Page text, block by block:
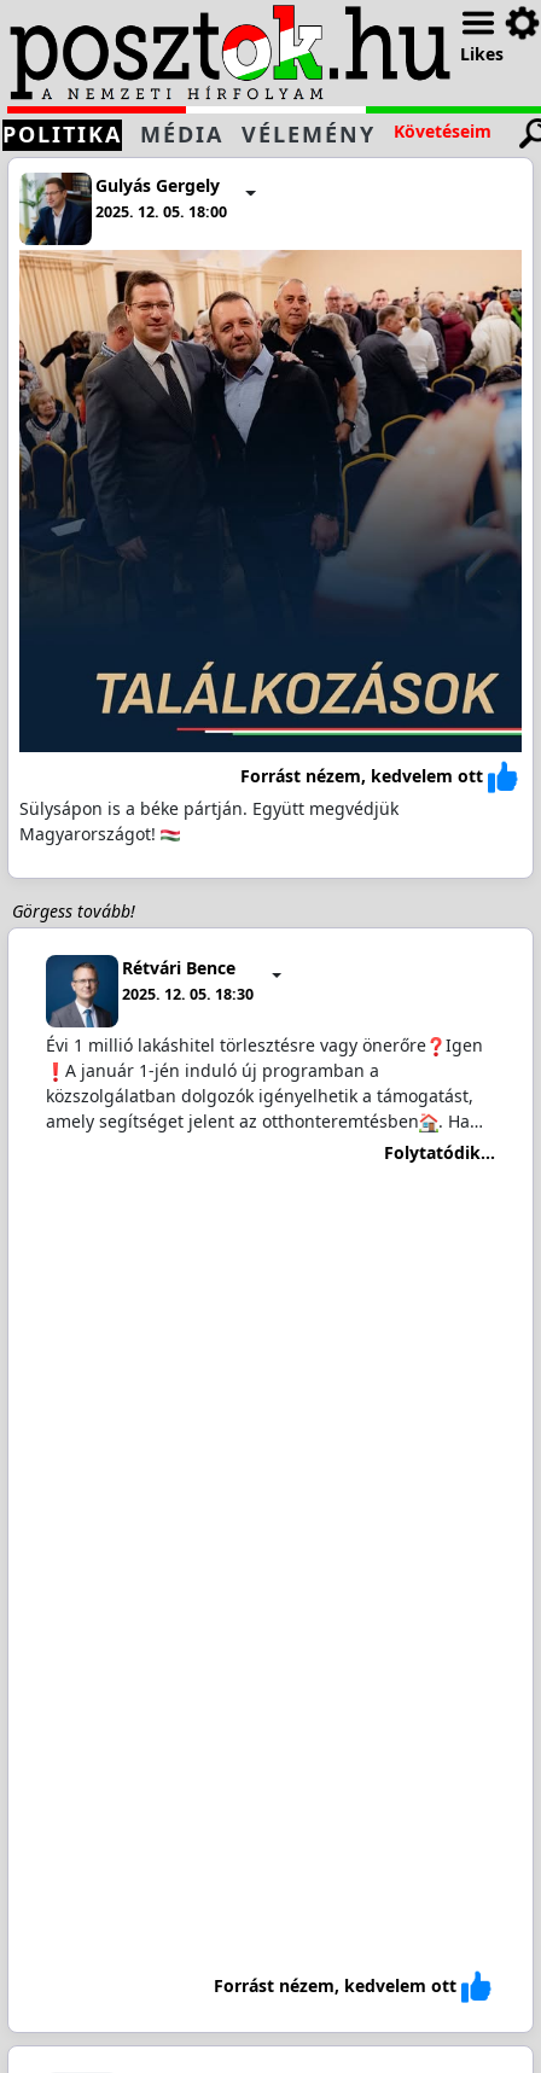
Likes
POLITIKA MÉDIA VÉLEMÉNY Követéseim
Gulyás Gergely
2025. 12. 05. 18:00
Forrást nézem, kedvelem ott
Sülysápon is a béke pártján. Együtt megvédjük
Magyarországot!
Görgess tovább!
Rétvári Bence
2025. 12. 05. 18:30
Évi 1 millió lakáshitel törlesztésre vagy önerőre
Igen
️A január 1-jén induló új programban a
közszolgálatban dolgozók igényelhetik a támogatást,
amely segítséget jelent az otthonteremtésben
. Ha…
Folytatódik...
Forrást nézem, kedvelem ott